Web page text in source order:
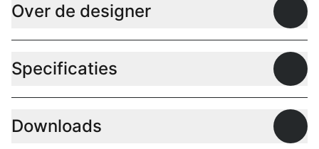
Over de designer
Specificaties
Downloads